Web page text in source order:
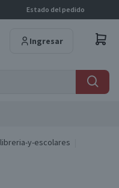
Estado del pedido
Ingresar
libreria-y-escolares